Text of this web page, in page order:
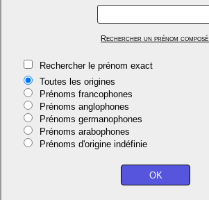
Rechercher un prénom composé.
Rechercher le prénom exact
Toutes les origines
Prénoms francophones
Prénoms anglophones
Prénoms germanophones
Prénoms arabophones
Prénoms d'origine indéfinie